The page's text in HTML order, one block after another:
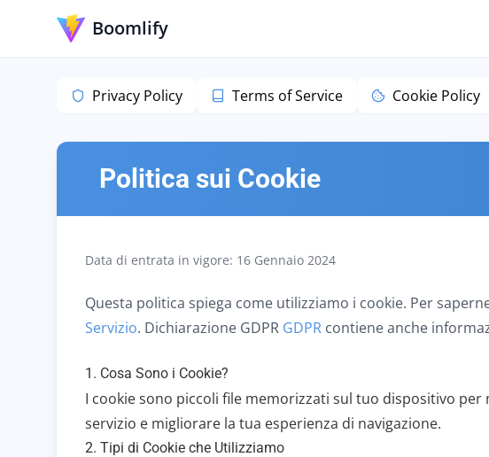
Boomlify
Privacy Policy Terms of Service Cookie Policy
Politica sui Cookie
Data di entrata in vigore: 16 Gennaio 2024
Questa politica spiega come utilizziamo i cookie. Per
Servizio. Dichiarazione GDPR GDPR contiene anche
1. Cosa Sono i Cookie?
I cookie sono piccoli file memorizzati sul tuo dispositivo
servizio e migliorare la tua esperienza di navigazione.
2. Tipi di Cookie che Utilizziamo